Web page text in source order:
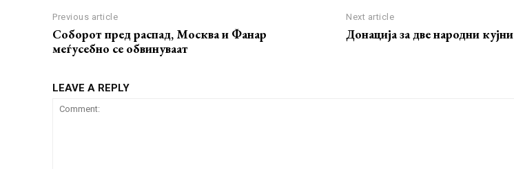
Previous article
Соборот пред распад, Москва и Фанар
меѓусебно се обвинуваат
Next article
Донација за две народни кујни
LEAVE A REPLY